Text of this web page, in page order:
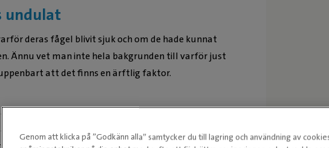
undulat
deras fågel blivit sjuk och om de hade kunnat
Ännu vet man inte hela bakgrunden till varför just
att det finns en ärftlig faktor.
för intensiva och okontrollerade uppfödningen.
få fram de attraktiva nya färgerna. Denna gen
Genom att klicka på ”Godkänn alla” samtycker du till lagring och användning av